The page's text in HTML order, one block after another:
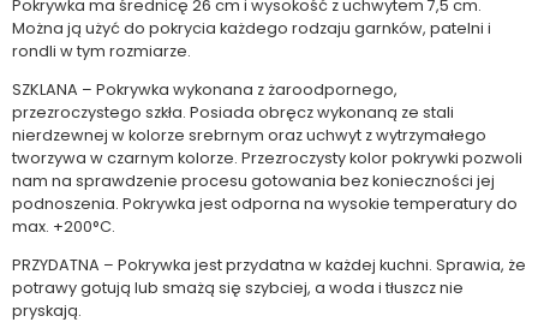
Pokrywka ma średnicę 26 cm i wysokość z uchwytem 7,5 cm.
Można ją użyć do pokrycia każdego rodzaju garnków, patelni i
rondli w tym rozmiarze.
SZKLANA – Pokrywka wykonana z żaroodpornego,
przezroczystego szkła. Posiada obręcz wykonaną ze stali
nierdzewnej w kolorze srebrnym oraz uchwyt z wytrzymałego
tworzywa w czarnym kolorze. Przezroczysty kolor pokrywki pozwoli
nam na sprawdzenie procesu gotowania bez konieczności jej
podnoszenia. Pokrywka jest odporna na wysokie temperatury do
max. +200°C.
PRZYDATNA – Pokrywka jest przydatna w każdej kuchni. Sprawia, że
potrawy gotują lub smażą się szybciej, a woda i tłuszcz nie
pryskają.